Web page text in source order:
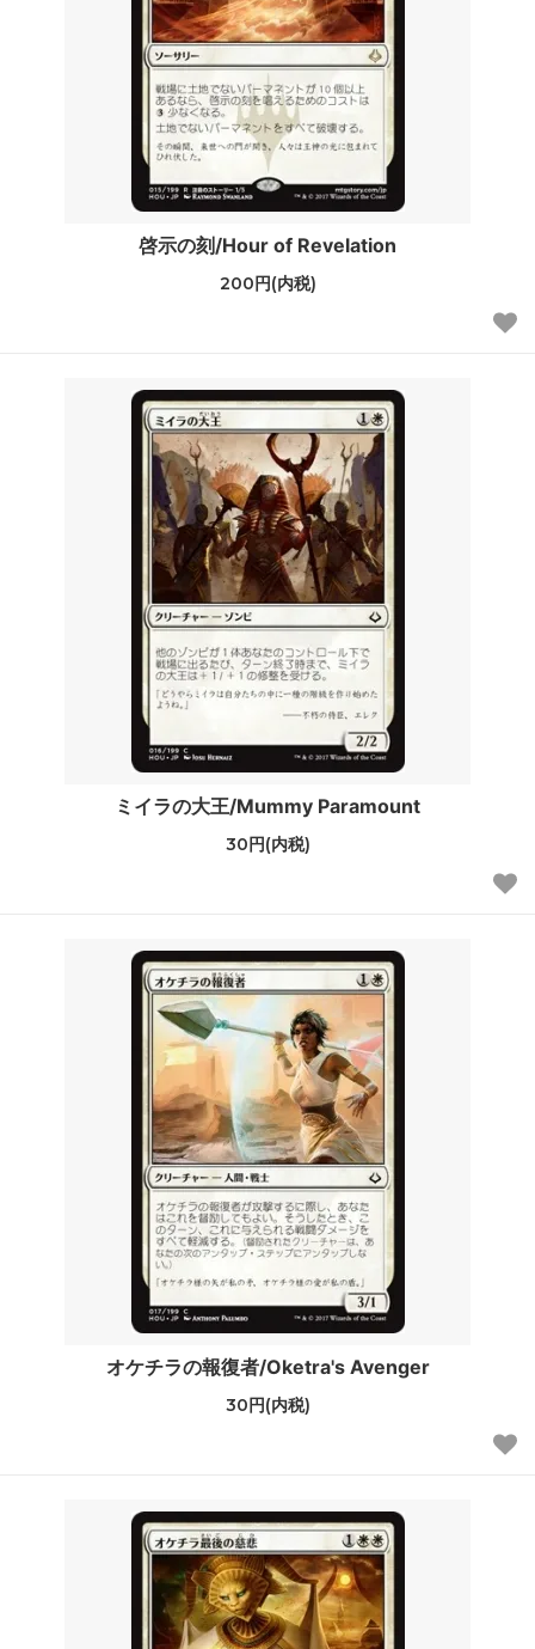
啓示の刻/Hour of Revelation
200円(内税)
ミイラの大王/Mummy Paramount
30円(内税)
オケチラの報復者/Oketra's Avenger
30円(内税)